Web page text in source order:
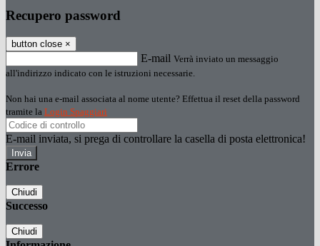
Recupero password
button close ×
E-mail Verrà inviato un messaggio
all'indirizzo indicato con le istruzioni necessarie.
Non hai una e-mail associata al nome utente? Effettua il reset della password
tramite la Login Spaggiari
E-mail inviata, si prega di controllare la casella di posta elettronica!
Errore
Chiudi
Successo
Chiudi